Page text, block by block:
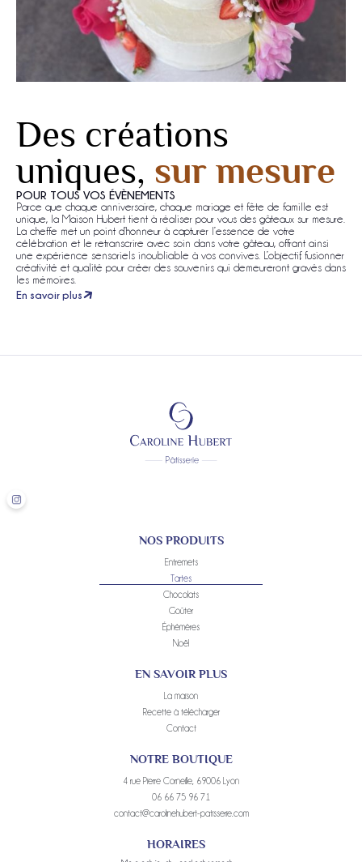
Des créations
uniques, sur mesure
POUR TOUS VOS ÉVÈNEMENTS
Parce que chaque anniversaire, chaque mariage et fête de famille est
unique, la Maison Hubert tient à réaliser pour vous des gâteaux sur mesure.
La cheffe met un point d’honneur à capturer l’essence de votre
célébration et le retranscrire avec soin dans votre gâteau, offrant ainsi
une expérience sensoriels inoubliable à vos convives. L’objectif, fusionner
créativité et qualité pour créer des souvenirs qui demeureront gravés dans
les mémoires.
En savoir plus
NOS PRODUITS
Entremets
Tartes
Chocolats
Goûter
Éphémères
Noël
EN SAVOIR PLUS
La maison
Recette à télécharger
Contact
NOTRE BOUTIQUE
4 rue Pierre Corneille, 69006 Lyon
06 66 75 96 71
contact@carolinehubert-patisserie.com
HORAIRES